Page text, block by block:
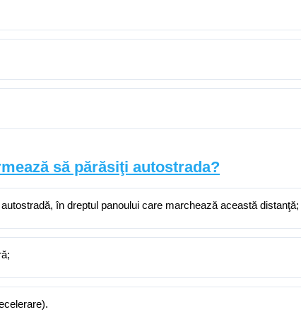
să părăsiţi autostrada?
în dreptul panoului care marchează această distanţă;